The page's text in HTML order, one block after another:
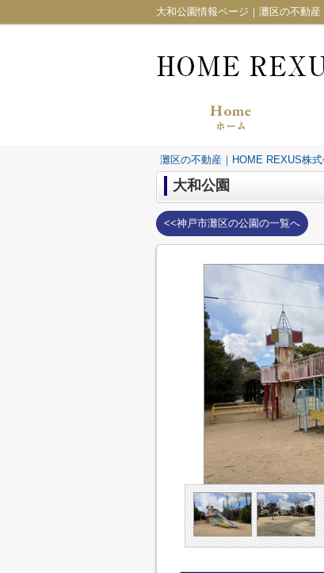
大和公園情報ページ｜灘区の不動
灘区の不動産｜HOME REXUS株
大和公園
<<神戸市灘区の公園の一覧へ